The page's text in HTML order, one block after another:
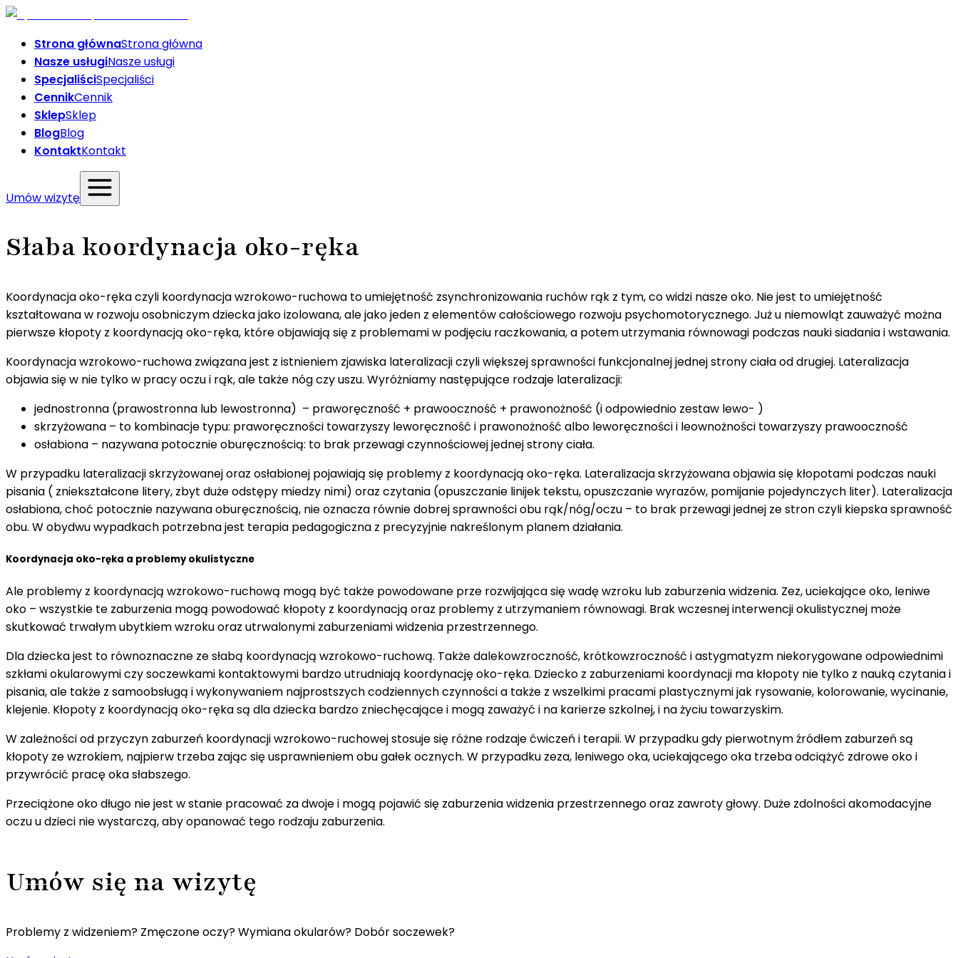
Strona głównaStrona główna
Nasze usługiNasze usługi
SpecjaliściSpecjaliści
CennikCennik
SklepSklep
BlogBlog
KontaktKontakt
Umów wizytę
Słaba koordynacja oko-ręka
Koordynacja oko-ręka czyli koordynacja wzrokowo-ruchowa to umiejętność zsynchronizowania ruchów rąk z tym, co widzi nasze oko. Nie jest to umiejętność
kształtowana w rozwoju osobniczym dziecka jako izolowana, ale jako jeden z elementów całościowego rozwoju psychomotorycznego. Już u niemowląt zauważyć można
pierwsze kłopoty z koordynacją oko-ręka, które objawiają się z problemami w podjęciu raczkowania, a potem utrzymania równowagi podczas nauki siadania i wstawania.
Koordynacja wzrokowo-ruchowa związana jest z istnieniem zjawiska lateralizacji czyli większej sprawności funkcjonalnej jednej strony ciała od drugiej. Lateralizacja
objawia się w nie tylko w pracy oczu i rąk, ale także nóg czy uszu. Wyróżniamy następujące rodzaje lateralizacji:
jednostronna (prawostronna lub lewostronna) – praworęczność + prawooczność + prawonożność (i odpowiednio zestaw lewo- )
skrzyżowana – to kombinacje typu: praworęczności towarzyszy leworęczność i prawonożność albo leworęczności i leownożności towarzyszy prawooczność
osłabiona – nazywana potocznie oburęcznością: to brak przewagi czynnościowej jednej strony ciała.
W przypadku lateralizacji skrzyżowanej oraz osłabionej pojawiają się problemy z koordynacją oko-ręka. Lateralizacja skrzyżowana objawia się kłopotami podczas nauki
pisania ( zniekształcone litery, zbyt duże odstępy miedzy nimi) oraz czytania (opuszczanie linijek tekstu, opuszczanie wyrazów, pomijanie pojedynczych liter). Lateralizacja
osłabiona, choć potocznie nazywana oburęcznością, nie oznacza równie dobrej sprawności obu rąk/nóg/oczu – to brak przewagi jednej ze stron czyli kiepska sprawność
obu. W obydwu wypadkach potrzebna jest terapia pedagogiczna z precyzyjnie nakreślonym planem działania.
Koordynacja oko-ręka a problemy okulistyczne
Ale problemy z koordynacją wzrokowo-ruchową mogą być także powodowane prze rozwijająca się wadę wzroku lub zaburzenia widzenia. Zez, uciekające oko, leniwe
oko – wszystkie te zaburzenia mogą powodować kłopoty z koordynacją oraz problemy z utrzymaniem równowagi. Brak wczesnej interwencji okulistycznej może
skutkować trwałym ubytkiem wzroku oraz utrwalonymi zaburzeniami widzenia przestrzennego.
Dla dziecka jest to równoznaczne ze słabą koordynacją wzrokowo-ruchową. Także dalekowzroczność, krótkowzroczność i astygmatyzm niekorygowane odpowiednimi
szkłami okularowymi czy soczewkami kontaktowymi bardzo utrudniają koordynację oko-ręka. Dziecko z zaburzeniami koordynacji ma kłopoty nie tylko z nauką czytania i
pisania, ale także z samoobsługą i wykonywaniem najprostszych codziennych czynności a także z wszelkimi pracami plastycznymi jak rysowanie, kolorowanie, wycinanie,
klejenie. Kłopoty z koordynacją oko-ręka są dla dziecka bardzo zniechęcające i mogą zaważyć i na karierze szkolnej, i na życiu towarzyskim.
W zależności od przyczyn zaburzeń koordynacji wzrokowo-ruchowej stosuje się różne rodzaje ćwiczeń i terapii. W przypadku gdy pierwotnym źródłem zaburzeń są
kłopoty ze wzrokiem, najpierw trzeba zając się usprawnieniem obu gałek ocznych. W przypadku zeza, leniwego oka, uciekającego oka trzeba odciążyć zdrowe oko i
przywrócić pracę oka słabszego.
Przeciążone oko długo nie jest w stanie pracować za dwoje i mogą pojawić się zaburzenia widzenia przestrzennego oraz zawroty głowy. Duże zdolności akomodacyjne
oczu u dzieci nie wystarczą, aby opanować tego rodzaju zaburzenia.
Umów się na wizytę
Problemy z widzeniem? Zmęczone oczy? Wymiana okularów? Dobór soczewek?